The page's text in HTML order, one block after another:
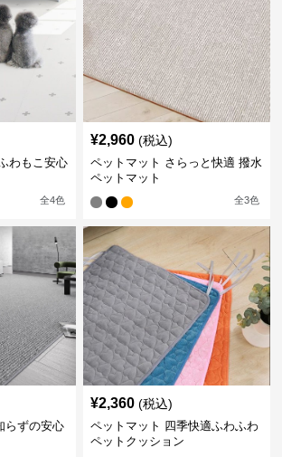
わもこ安心
全4色
¥2,960 (税込)
ペットマット さらっと快適 撥水
ペットマット
全3色
らずの安心
¥2,360 (税込)
ペットマット 四季快適ふわふわ
ペットクッション